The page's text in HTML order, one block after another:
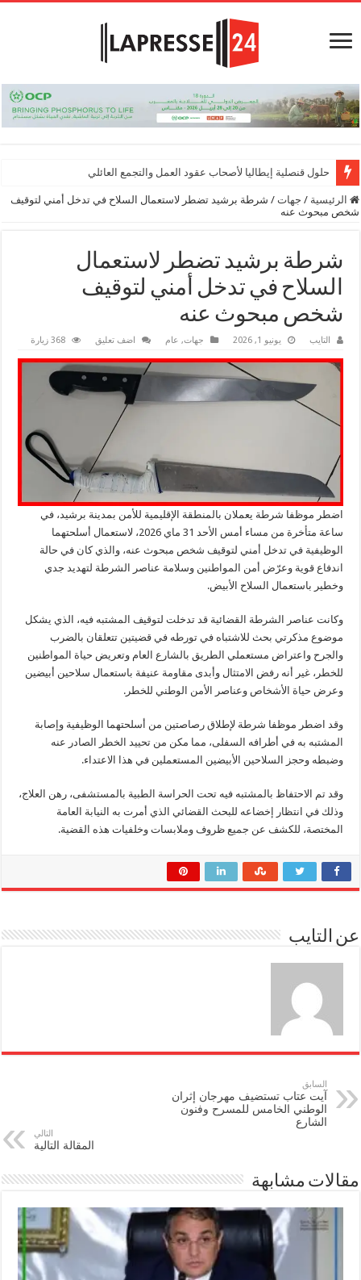
حلول قنصلية إيطاليا لأصحاب عقود العمل والتجمع العائلي
الرئيسية / جهات / شرطة برشيد تضطر لاستعمال السلاح في تدخل أمني لتوقيف
شخص مبحوث عنه
شرطة برشيد تضطر لاستعمال
السلاح في تدخل أمني لتوقيف
شخص مبحوث عنه
التايب يونيو 1, 2026 جهات, عام اضف تعليق 368 زيارة
اضطر موظفا شرطة يعملان بالمنطقة الإقليمية للأمن بمدينة برشيد، في
ساعة متأخرة من مساء أمس الأحد 31 ماي 2026، لاستعمال أسلحتهما
الوظيفية في تدخل أمني لتوقيف شخص مبحوث عنه، والذي كان في حالة
اندفاع قوية وعرّض أمن المواطنين وسلامة عناصر الشرطة لتهديد جدي
وخطير باستعمال السلاح الأبيض.
وكانت عناصر الشرطة القضائية قد تدخلت لتوقيف المشتبه فيه، الذي يشكل
موضوع مذكرتي بحث للاشتباه في تورطه في قضيتين تتعلقان بالضرب
والجرح واعتراض مستعملي الطريق بالشارع العام وتعريض حياة المواطنين
للخطر، غير أنه رفض الامتثال وأبدى مقاومة عنيفة باستعمال سلاحين أبيضين
وعرض حياة الأشخاص وعناصر الأمن الوطني للخطر.
وقد اضطر موظفا شرطة لإطلاق رصاصتين من أسلحتهما الوظيفية وإصابة
المشتبه به في أطرافه السفلى، مما مكن من تحييد الخطر الصادر عنه
وضبطه وحجز السلاحين الأبيضين المستعملين في هذا الاعتداء.
وقد تم الاحتفاظ بالمشتبه فيه تحت الحراسة الطبية بالمستشفى، رهن العلاج،
وذلك في انتظار إخضاعه للبحث القضائي الذي أمرت به النيابة العامة
المختصة، للكشف عن جميع ظروف وملابسات وخلفيات هذه القضية.
عن التايب
السابق
آيت عتاب تستضيف مهرجان إثران
الوطني الخامس للمسرح وفنون
الشارع
التالي
المقالة التالية
مقالات مشابهة